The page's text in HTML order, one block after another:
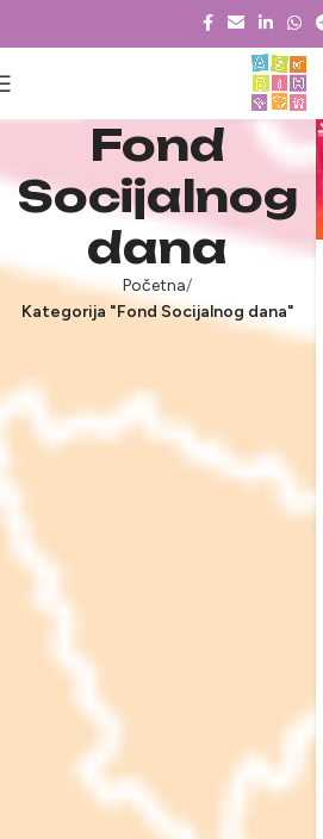
Fond
Socijalnog
dana
Početna
Kategorija "Fond Socijalnog dana"